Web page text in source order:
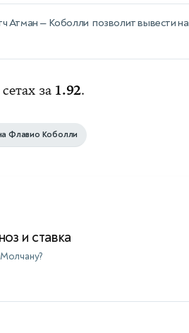
Атман — Коболли позволит вывести на
за 1.92.
Флавио Коболли
и ставка